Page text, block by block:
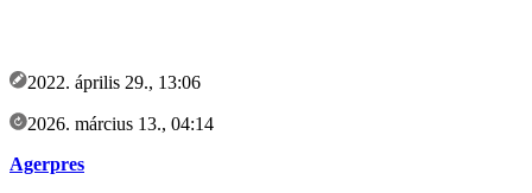
2022. április 29., 13:06
2026. március 13., 04:14
Agerpres